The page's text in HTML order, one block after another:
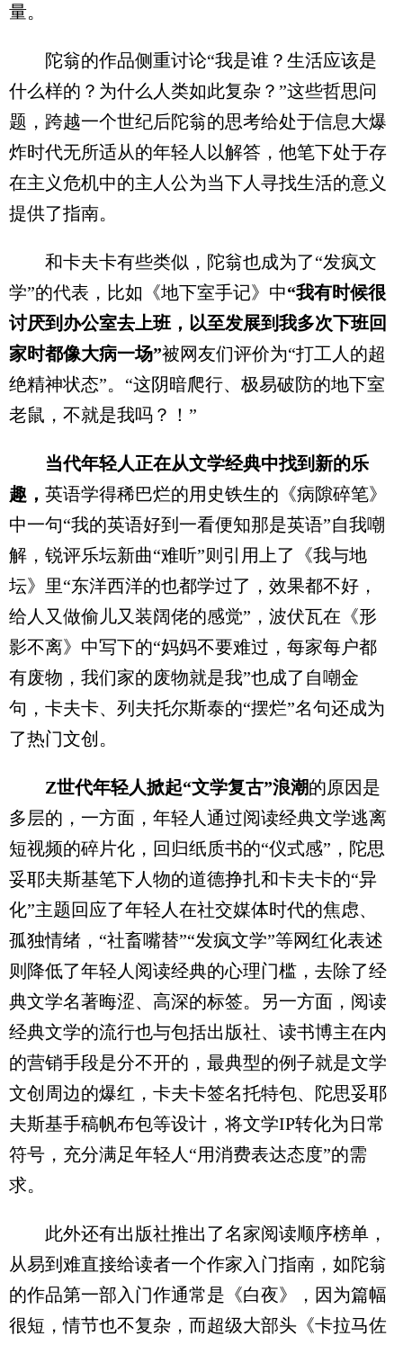
量。
陀翁的作品侧重讨论“我是谁？生活应该是
什么样的？为什么人类如此复杂？”这些哲思问
题，跨越一个世纪后陀翁的思考给处于信息大爆
炸时代无所适从的年轻人以解答，他笔下处于存
在主义危机中的主人公为当下人寻找生活的意义
提供了指南。
和卡夫卡有些类似，陀翁也成为了“发疯文
学”的代表，比如《地下室手记》中“我有时候很
讨厌到办公室去上班，以至发展到我多次下班回
家时都像大病一场”被网友们评价为“打工人的超
绝精神状态”。“这阴暗爬行、极易破防的地下室
老鼠，不就是我吗？！”
当代年轻人正在从文学经典中找到新的乐
趣， 英语学得稀巴烂的用史铁生的《病隙碎笔》
中一句“我的英语好到一看便知那是英语”自我嘲
解，锐评乐坛新曲“难听”则引用上了《我与地
坛》里“东洋西洋的也都学过了，效果都不好，
给人又做偷儿又装阔佬的感觉”，波伏瓦在《形
影不离》中写下的“妈妈不要难过，每家每户都
有废物，我们家的废物就是我”也成了自嘲金
句，卡夫卡、列夫托尔斯泰的“摆烂”名句还成为
了热门文创。
Z世代年轻人掀起“文学复古”浪潮的原因是
多层的，一方面，年轻人通过阅读经典文学逃离
短视频的碎片化，回归纸质书的“仪式感”，陀思
妥耶夫斯基笔下人物的道德挣扎和卡夫卡的“异
化”主题回应了年轻人在社交媒体时代的焦虑、
孤独情绪，“社畜嘴替”“发疯文学”等网红化表述
则降低了年轻人阅读经典的心理门槛，去除了经
典文学名著晦涩、高深的标签。另一方面，阅读
经典文学的流行也与包括出版社、读书博主在内
的营销手段是分不开的，最典型的例子就是文学
文创周边的爆红，卡夫卡签名托特包、陀思妥耶
夫斯基手稿帆布包等设计，将文学IP转化为日常
符号，充分满足年轻人“用消费表达态度”的需
求。
此外还有出版社推出了名家阅读顺序榜单，
从易到难直接给读者一个作家入门指南，如陀翁
的作品第一部入门作通常是《白夜》，因为篇幅
很短，情节也不复杂，而超级大部头《卡拉马佐